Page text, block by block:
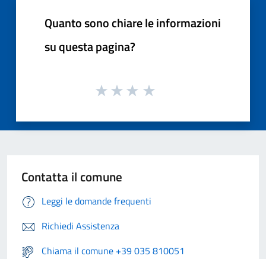
Quanto sono chiare le informazioni
su questa pagina?
Contatta il comune
Leggi le domande frequenti
Richiedi Assistenza
Chiama il comune +39 035 810051